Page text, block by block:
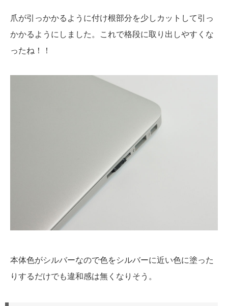
爪が引っかかるように付け根部分を少しカットして引っ
かかるようにしました。これで格段に取り出しやすくな
ったね！！
本体色がシルバーなので色をシルバーに近い色に塗った
りするだけでも違和感は無くなりそう。